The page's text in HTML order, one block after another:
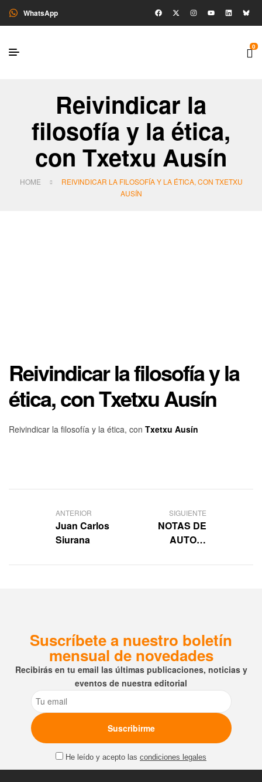
WhatsApp
0
Reivindicar la
filosofía y la ética,
con Txetxu Ausín
HOME
REIVINDICAR LA FILOSOFÍA Y LA ÉTICA, CON TXETXU
AUSÍN
Reivindicar la filosofía y la
ética, con Txetxu Ausín
Reivindicar la filosofía y la ética, con Txetxu Ausín
ANTERIOR
Juan Carlos
Siurana
SIGUIENTE
NOTAS DE
AUTOR:
Vicente
Suscríbete a nuestro boletín
mensual de novedades
Recibirás en tu email las últimas publicaciones, noticias y
eventos de nuestra editorial
Email
He leído y acepto las condiciones legales